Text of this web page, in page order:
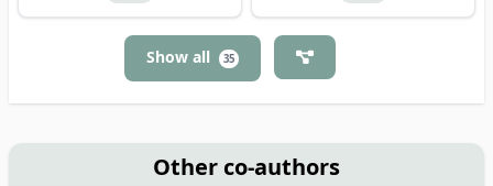
Show all 35
Other co-authors